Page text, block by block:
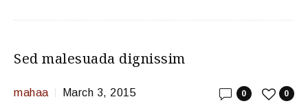
Sed malesuada dignissim
mahaa March 3, 2015 0
0